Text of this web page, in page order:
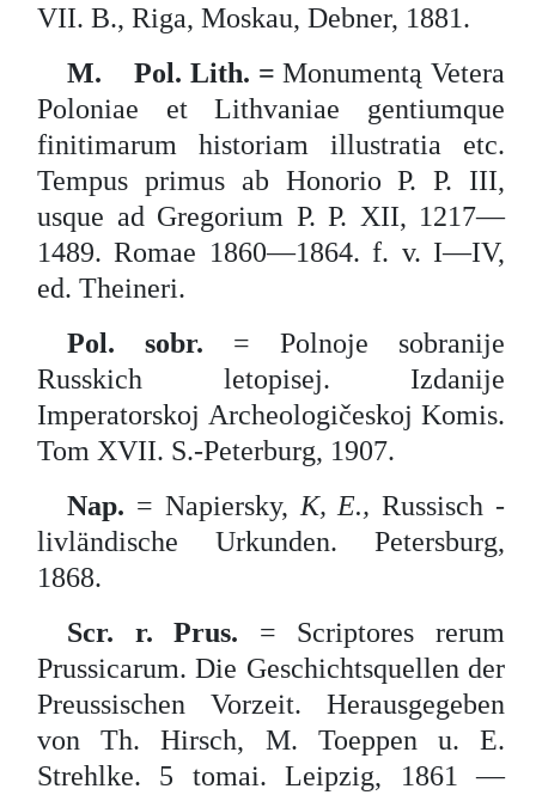
VII. B., Riga, Moskau, Debner, 1881.
M. Pol. Lith. =Monumentą Vetera
Poloniae et Lithvaniae gentiumque
finitimarum historiam illustratia etc.
Tempus primus ab Honorio P. P. III,
usque ad Gregorium P. P. XII, 1217—
1489. Romae 1860—1864. f. v. I—IV,
ed. Theineri.
Pol. sobr. = Polnoje sobranije
Russkich letopisej. Izdanije
Imperatorskoj Archeologičeskoj Komis.
Tom XVII. S.-Peterburg, 1907.
Nap. = Napiersky,K, E., Russisch -
livländische Urkunden. Petersburg,
1868.
Scr.
r. Prus. = Scriptores rerum
Prussicarum. Die Geschichtsquellen der
Preussischen Vorzeit. Herausgegeben
von Th. Hirsch, M. Toeppen u. E.
Strehlke. 5 tomai. Leipzig, 1861 —